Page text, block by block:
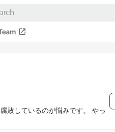
open_in_new
敗しているのが悩みです。 やっ